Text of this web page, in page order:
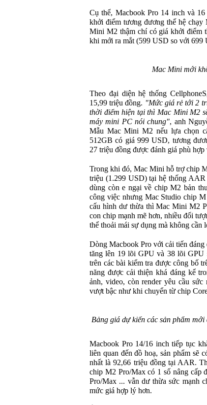
Cụ thể, Macbook Pro 14 inch và
khởi điểm tương đương thế hệ
Mini M2 thậm chí có giá khởi điểm
khi mới ra mắt (599 USD so với 699
Mac Mini mới
Theo đại diện hệ thống
15,99 triệu đồng. "Mức giá rẻ tới 2
thời điểm hiện tại thì Mac Mini M2
máy mini PC nói chung", anh
Mẫu Mac Mini M2 nếu lựa chọn
512GB có giá 999 USD, tương
27 triệu đồng được đánh giá phù
Trong khi đó, Mac Mini hỗ trợ chip
triệu (1.299 USD) tại hệ thống
dùng còn e ngại về chip M2 bản
công việc nhưng Mac Studio chip
cấu hình dư thừa thì Mac Mini M2
con chip mạnh mẽ hơn, nhiều đối
thể thoải mái sự dụng mà không cần
Dòng Macbook Pro với cải tiến
tăng lên 19 lõi GPU và 38 lõi
trên các bài kiểm tra được công bố
năng được cải thiện khá đáng kể
ảnh, video, còn render yêu cầu
vượt bậc như khi chuyển từ chip
Bảng giá dự kiến các sản phẩm
Macbook Pro 14/16 inch tiếp tục
liên quan đến đồ hoạ, sản phẩm sẽ
nhất là 92,66 triệu đồng tại AAR.
chip M2 Pro/Max có 1 số nâng cấp
Pro/Max ... vẫn dư thừa sức mạnh
mức giá hợp lý hơn.